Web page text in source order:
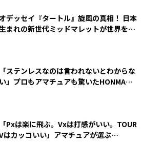
デッセイ『タートル』旋風の真相！ 日本
まれの新世代ミッドマレットが世界を席
「ステンレスなのは言われないとわからな
い」プロもアマチュアも驚いたHONMA
「Pxは楽に飛ぶ。Vxは打感がいい。TOUR
はカッコいい」アマチュアが選ぶ